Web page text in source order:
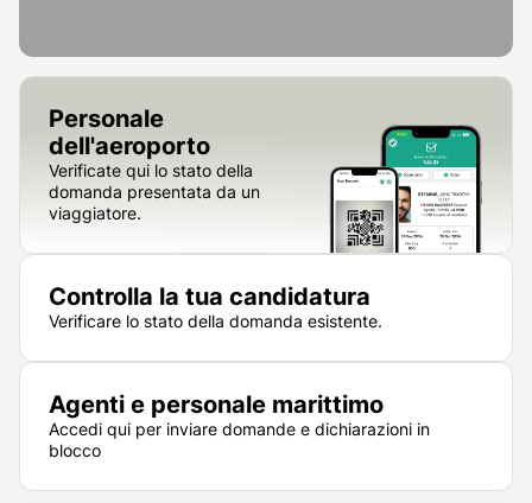
Personale
dell'aeroporto
Verificate qui lo stato della
domanda presentata da un
viaggiatore.
Controlla la tua candidatura
Verificare lo stato della domanda esistente.
Agenti e personale marittimo
Accedi qui per inviare domande e dichiarazioni in
blocco